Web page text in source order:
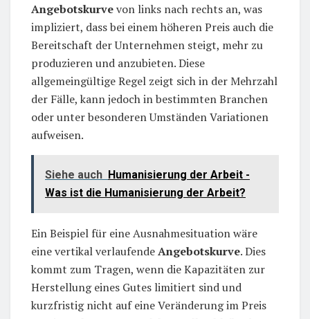
Angebotskurvevon links nach rechts an, was
impliziert, dass bei einem höheren Preis auch die
Bereitschaft der Unternehmen steigt, mehr zu
produzieren und anzubieten. Diese
allgemeingültige Regel zeigt sich in der Mehrzahl
der Fälle, kann jedoch in bestimmten Branchen
oder unter besonderen Umständen Variationen
aufweisen.
Siehe auch Humanisierung der Arbeit -
Was ist die Humanisierung der Arbeit?
Ein Beispiel für eine Ausnahmesituation wäre
eine vertikal verlaufendeAngebotskurve. Dies
kommt zum Tragen, wenn die Kapazitäten zur
Herstellung eines Gutes limitiert sind und
kurzfristig nicht auf eine Veränderung im Preis